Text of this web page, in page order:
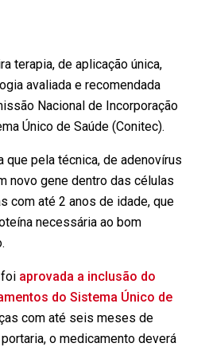
terapia, de aplicação única,
avaliada e recomendada
Nacional de Incorporação
Único de Saúde (Conitec).
que pela técnica, de adenovírus
novo gene dentro das células
com até 2 anos de idade, que
necessária ao bom
foi aprovada a inclusão do
do Sistema Único de
com até seis meses de
o medicamento deverá